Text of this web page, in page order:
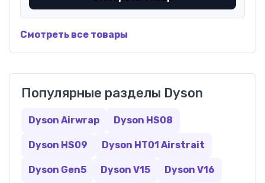
Смотреть все товары
Популярные разделы Dyson
Dyson Airwrap Dyson HS08
Dyson HS09 Dyson HT01 Airstrait
Dyson Gen5 Dyson V15 Dyson V16